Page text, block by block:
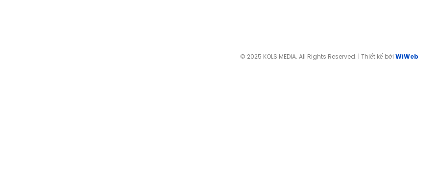
© 2025 KOLS MEDIA. All Rights Reserved. | Thiết kế bởi WiWeb